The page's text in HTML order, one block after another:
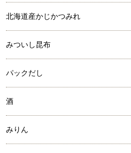
北海道産かじかつみれ
みついし昆布
パックだし
酒
みりん